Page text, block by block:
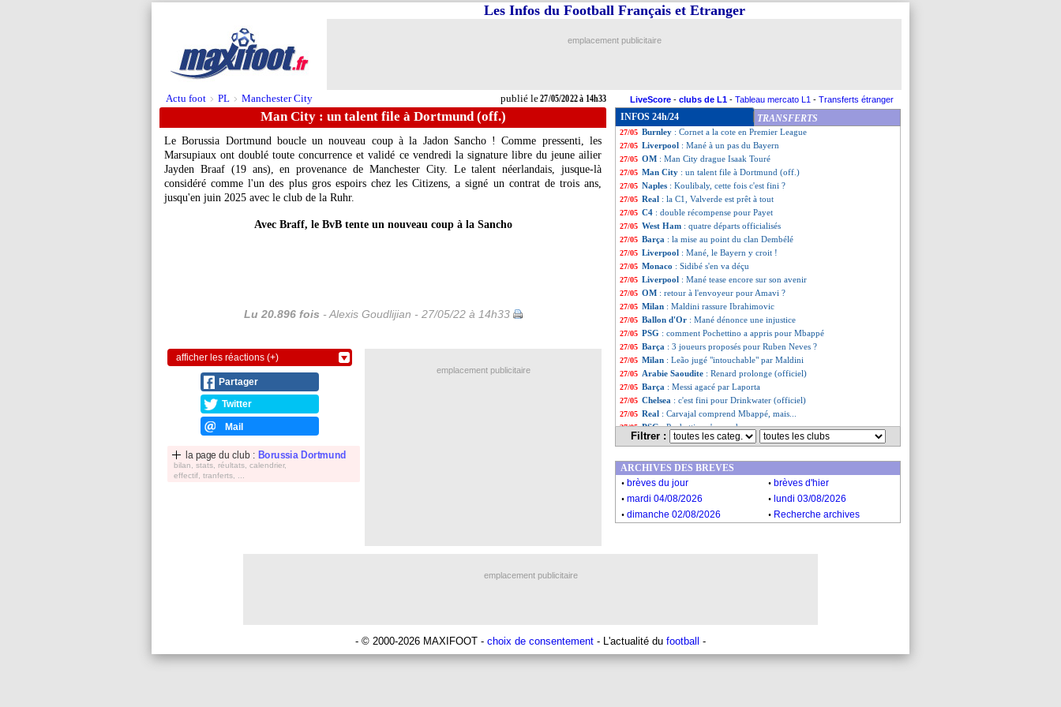
Actu foot > PL > Manchester City publié le27/05/2022 à 14h33
Les Infos du Football Français et Etranger
emplacement publicitaire
LiveScore - clubs de L1 - Tableau mercato L1 - Transferts étranger
Man City : un talent file à Dortmund (off.)
Le Borussia Dortmund boucle un nouveau coup à la Jadon Sancho ! Comme pressenti, les
Marsupiaux ont doublé toute concurrence et validé ce vendredi la signature libre du jeune ailier
Jayden Braaf (19 ans), en provenance de Manchester City. Le talent néerlandais, jusque-là
considéré comme l'un des plus gros espoirs chez les Citizens, a signé un contrat de trois ans,
jusqu'en juin 2025 avec le club de la Ruhr.
Avec Braff, le BvB tente un nouveau coup à la Sancho
Lu 20.896 fois - Alexis Goudlijian - 27/05/22 à 14h33
afficher les réactions (+)
Partager
Twitter
Mail
la page du club : Borussia Dortmund
bilan, stats, réultats, calendrier,
effectif, tranferts, ...
INFOS 24h/24 TRANSFERTS
27/05 Real: Kroos monte au créneau pour Ancelotti
27/05 Ang.
27/05 Arsenal : Pépé proposé au PSG ?
27/05 Real: Carvajal taquine Salah
27/05 Burnley : Cornet a la cote en Premier League
27/05 Liverpool : Mané à un pas du Bayern
27/05 OM : Man City drague Isaak Touré
27/05 Man City : un talent file à Dortmund (off.)
27/05 Naples : Koulibaly, cette fois c'est fini ?
27/05 Real : la C1, Valverde est prêt à tout
27/05 C4 : double récompense pour Payet
27/05 West Ham : quatre départs officialisés
27/05 Barça : la mise au point du clan Dembélé
27/05 Liverpool : Mané, le Bayern y croit !
27/05 Monaco : Sidibé s'en va déçu
27/05 Liverpool : Mané tease encore sur son avenir
27/05 OM : retour à l'envoyeur pour Amavi ?
27/05 Milan : Maldini rassure Ibrahimovic
27/05 Ballon d'Or : Mané dénonce une injustice
27/05 PSG : comment Pochettino a appris pour Mbappé
27/05 Barça : 3 joueurs proposés pour Ruben Neves ?
27/05 Milan : Leão jugé "intouchable" par Maldini
27/05 Arabie Saoudite : Renard prolonge (officiel)
27/05 Barça : Messi agacé par Laporta
27/05 Chelsea : c'est fini pour Drinkwater (officiel)
27/05 Real : Carvajal comprend Mbappé, mais...
27/05 PSG: Pochettino s'accroche
27/05 Bayern : Pavard ne pense pas au PSG
... Liste des brèves du jeu. 26 mai 2022
... Liste des brèves du mer. 25 mai 2022
Filtrer :
emplacement publicitaire
ARCHIVES DES BREVES
. brèves du jour . brèves d'hier
. mardi 04/08/2026 . lundi 03/08/2026
. dimanche 02/08/2026 . Recherche archives
emplacement publicitaire
- © 2000-2026 MAXIFOOT - choix de consentement - L'actualité du football -